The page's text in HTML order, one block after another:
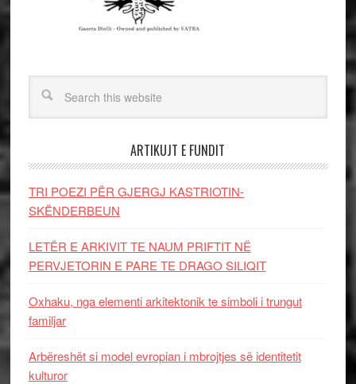
ARTIKUJT E FUNDIT
TRI POEZI PËR GJERGJ KASTRIOTIN-
SKËNDERBEUN
LETËR E ARKIVIT TE NAUM PRIFTIT NË
PERVJETORIN E PARE TE DRAGO SILIQIT
Oxhaku, nga elementi arkitektonik te simboli i trungut
familjar
Arbëreshët si model evropian i mbrojtjes së identitetit
kulturor